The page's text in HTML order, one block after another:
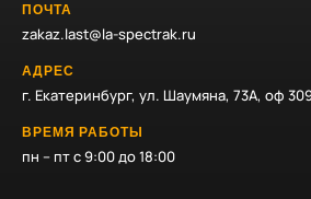
ПОЧТА
zakaz.last@la-spectrak.ru
АДРЕС
г. Екатеринбург, ул. Шаумяна, 73А, оф
ВРЕМЯ РАБОТЫ
пн – пт с 9:00 до 18:00